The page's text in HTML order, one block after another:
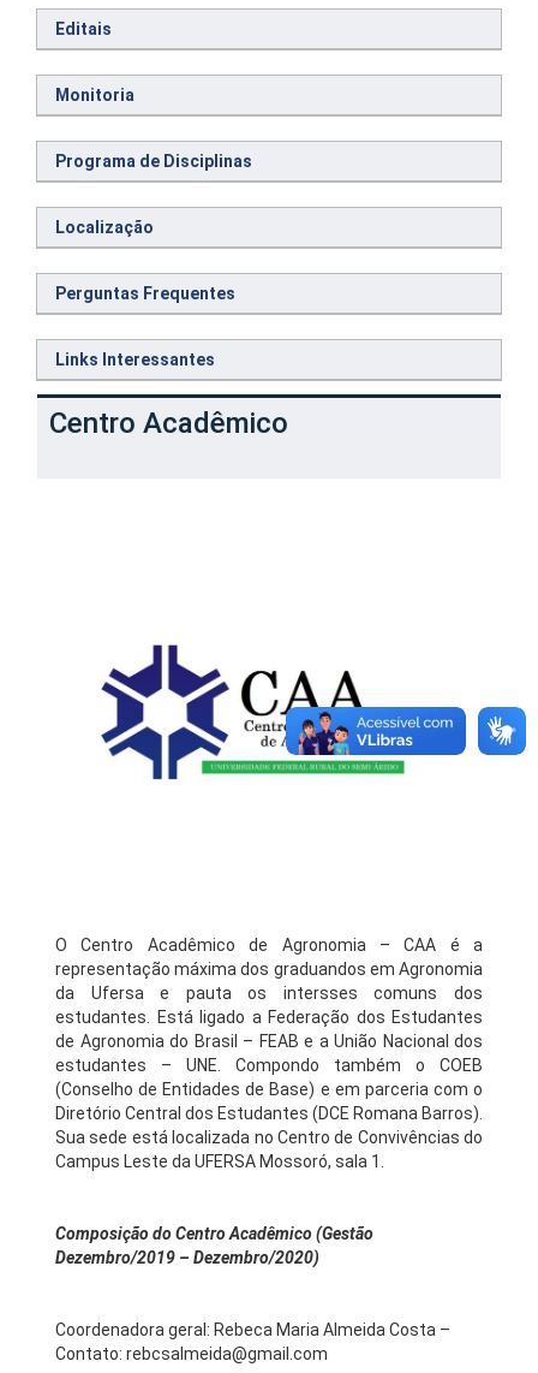
Editais
Monitoria
Programa de Disciplinas
Localização
Perguntas Frequentes
Links Interessantes
Centro Acadêmico
O Centro Acadêmico de Agronomia – CAA é a
representação máxima dos graduandos em Agronomia
da Ufersa e pauta os intersses comuns dos
estudantes. Está ligado a Federação dos Estudantes
de Agronomia do Brasil – FEAB e a União Nacional dos
estudantes – UNE. Compondo também o COEB
(Conselho de Entidades de Base) e em parceria com o
Diretório Central dos Estudantes (DCE Romana Barros).
Sua sede está localizada no Centro de Convivências do
Campus Leste da UFERSA Mossoró, sala 1.
Composição do Centro Acadêmico (Gestão
Dezembro/2019 – Dezembro/2020)
Coordenadora geral: Rebeca Maria Almeida Costa –
Contato: rebcsalmeida@gmail.com